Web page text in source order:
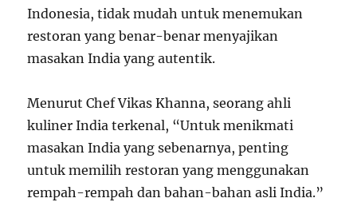
Indonesia, tidak mudah untuk menemukan
restoran yang benar-benar menyajikan
masakan India yang autentik.
Menurut Chef Vikas Khanna, seorang ahli
kuliner India terkenal, “Untuk menikmati
masakan India yang sebenarnya, penting
untuk memilih restoran yang menggunakan
rempah-rempah dan bahan-bahan asli India.”